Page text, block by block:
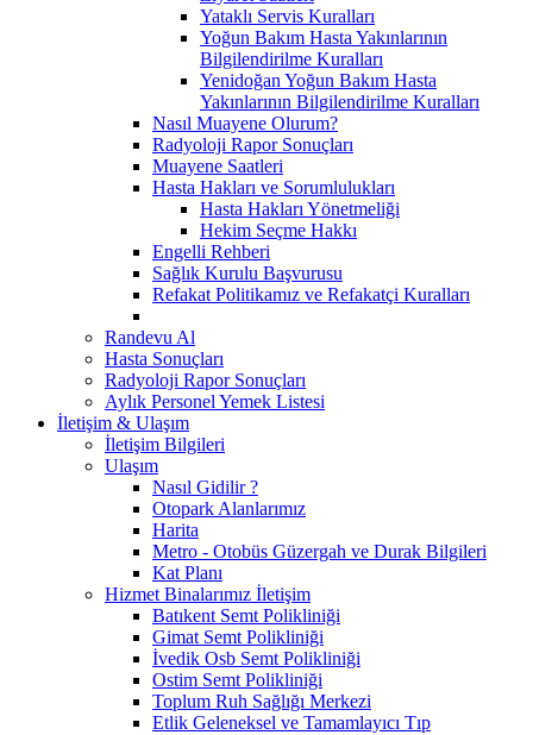
Yataklı Servis Kuralları
Yoğun Bakım Hasta Yakınlarının
Bilgilendirilme Kuralları
Yenidoğan Yoğun Bakım Hasta
Yakınlarının Bilgilendirilme Kuralları
Nasıl Muayene Olurum?
Radyoloji Rapor Sonuçları
Muayene Saatleri
Hasta Hakları ve Sorumlulukları
Hasta Hakları Yönetmeliği
Hekim Seçme Hakkı
Engelli Rehberi
Sağlık Kurulu Başvurusu
Refakat Politikamız ve Refakatçi Kuralları
Randevu Al
Hasta Sonuçları
Radyoloji Rapor Sonuçları
Aylık Personel Yemek Listesi
İletişim & Ulaşım
İletişim Bilgileri
Ulaşım
Nasıl Gidilir ?
Otopark Alanlarımız
Harita
Metro - Otobüs Güzergah ve Durak Bilgileri
Kat Planı
Hizmet Binalarımız İletişim
Batıkent Semt Polikliniği
Gimat Semt Polikliniği
İvedik Osb Semt Polikliniği
Ostim Semt Polikliniği
Toplum Ruh Sağlığı Merkezi
Etlik Geleneksel ve Tamamlayıcı Tıp